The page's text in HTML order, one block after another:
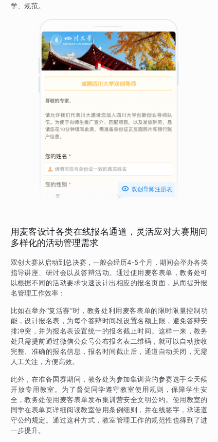
学、规范。
 双创导师注册表
用麦客设计各类在线报名通道，灵活应对大赛期间
多样化的活动管理需求
双创大赛从启动到总决赛，一般会经历4-5个月，期间会举办各类
指导讲座、研讨会以及答辩活动。通过使用麦客表单，教务处可
以根据不同的活动要求快速设计出相应的报名页面，从而提升报
名管理工作效率：
比如在举办“复活赛”时，教务处利用麦客表单的限时限量控制功
能，设计报名表，为每个答辩时间段设置名额上限，避免答辩安
排冲突，并为报名表设置统一的报名截止时间。这样一来，教务
处只需提前通过微信公众号公布报名表二维码，就可以自动接收
完整、准确的报名信息，报名时间截止后，通道自动关闭，无需
人工关注，方便高效。
此外，在准备国赛期间，教务处为参加集训营的参赛选手全天候
开放专用教室。为了督促同学遵守教室使用规则，保障学生安
全，教务处使用麦客表单发布集训营安全文明公约。使用教室的
同学在表单页详细阅读教室使用条例细则，并在线签字，承诺遵
守公约规定。通过这种方式，教室管理工作的规范性也得到了进
一步提升。